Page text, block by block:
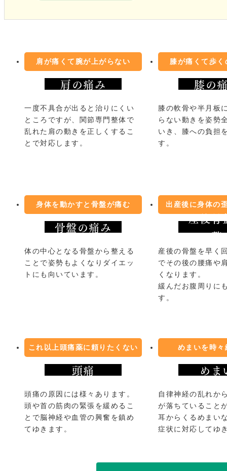
肩が痛くて腕が上がらない
肩の痛み
一度不具合が出ると治りにくい
ところですが、関節専門整体で
乱れた肩の動きを正しくするこ
とで対応します。
膝が痛くて歩
膝の
膝の軟骨や半月板
らない動きを姿勢
いき、膝への負担
す。
身体を動かすと骨盤が痛む
骨盤の痛み
体の中心となる骨盤から整える
ことで姿勢もよくなりダイエッ
トにも向いています。
出産後に身体の
産後骨
整
産後の骨盤を早く
でその後の腰痛や
くなります。
緩んだお腹周りに
す。
これ以上頭痛薬に頼りたくない
頭痛
頭痛の原因には様々あります。
頭や首の筋肉の緊張を緩めるこ
とで脳神経や血管の興奮を鎮め
てゆきます。
めまいを時々
めま
自律神経の乱れか
が落ちていること
耳からくるめまい
症状に対応してゆ